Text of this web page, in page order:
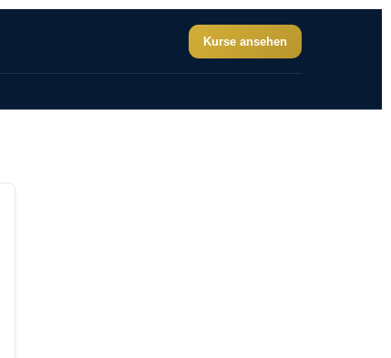
Kurse ansehen